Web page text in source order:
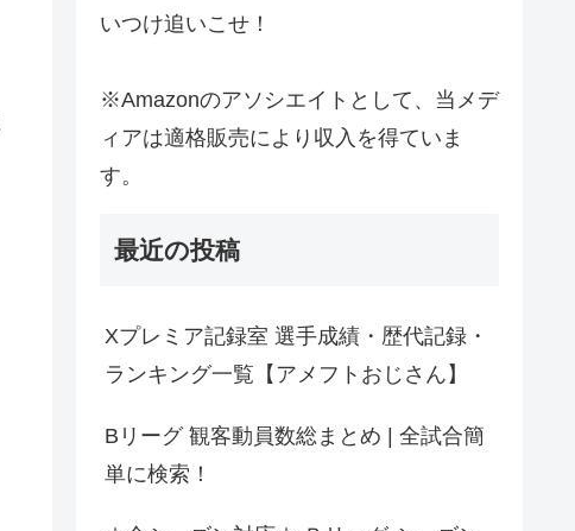
いつけ追いこせ！
※Amazonのアソシエイトとして、当メデ
ィアは適格販売により収入を得ていま
す。
最近の投稿
Xプレミア記録室 選手成績・歴代記録・
ランキング一覧【アメフトおじさん】
Bリーグ 観客動員数総まとめ | 全試合簡
単に検索！